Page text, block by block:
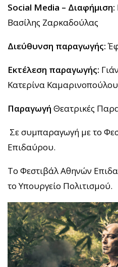
Social Media – Διαφήμιση:
Βασίλης Ζαρκαδούλας
Διεύθυνση παραγωγής:
Εκτέλεση παραγωγής:
Κατερίνα Καμαρινοπούλου
Παραγωγή Θεατρικές
Σε συμπαραγωγή με το
Επιδαύρου.
Το Φεστιβάλ Αθηνών
το Υπουργείο Πολιτισμού.